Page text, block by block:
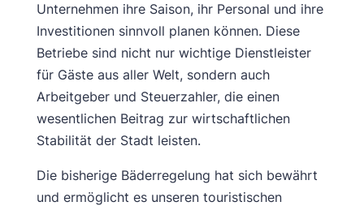
Unternehmen ihre Saison, ihr Personal und ihre
Investitionen sinnvoll planen können. Diese
Betriebe sind nicht nur wichtige Dienstleister
für Gäste aus aller Welt, sondern auch
Arbeitgeber und Steuerzahler, die einen
wesentlichen Beitrag zur wirtschaftlichen
Stabilität der Stadt leisten.
Die bisherige Bäderregelung hat sich bewährt
und ermöglicht es unseren touristischen